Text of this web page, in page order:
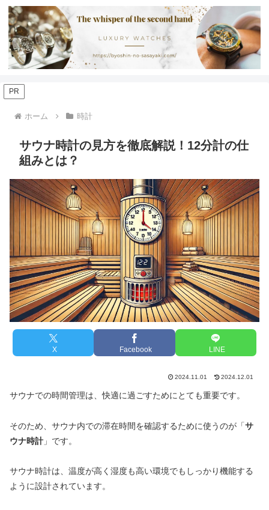
PR
ホーム 時計
サウナ時計の見方を徹底解説！12分計の仕
組みとは？
X Facebook LINE
2024.11.01 2024.12.01
サウナでの時間管理は、快適に過ごすためにとても重要です。
そのため、サウナ内での滞在時間を確認するために使うのが「サ
ウナ時計 」です。
サウナ時計は、温度が高く湿度も高い環境でもしっかり機能する
ように設計されています。